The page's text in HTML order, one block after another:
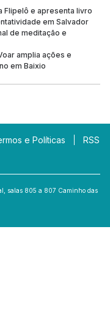
Flipelô e apresenta livro
em Salvador
de meditação e
amplia ações e
em Baixio
e Políticas RSS
salas 805 a 807 Caminho das